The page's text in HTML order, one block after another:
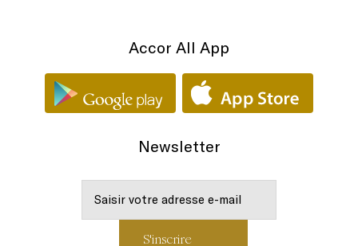
Accor All App
Newsletter